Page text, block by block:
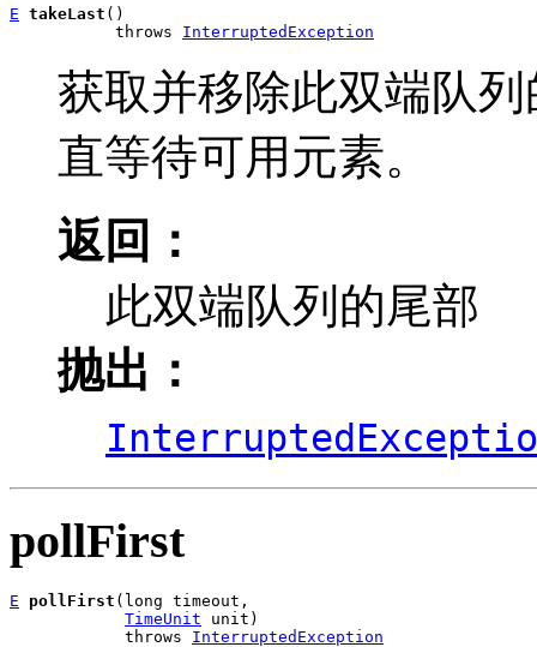
E takeLast ()
           throws
InterruptedException
获取并移除此双端队
直等待可用元素。
返回：
此双端队列的尾部
抛出：
pollFirst
E pollFirst (long timeout,
TimeUnit unit)
            throws
InterruptedException